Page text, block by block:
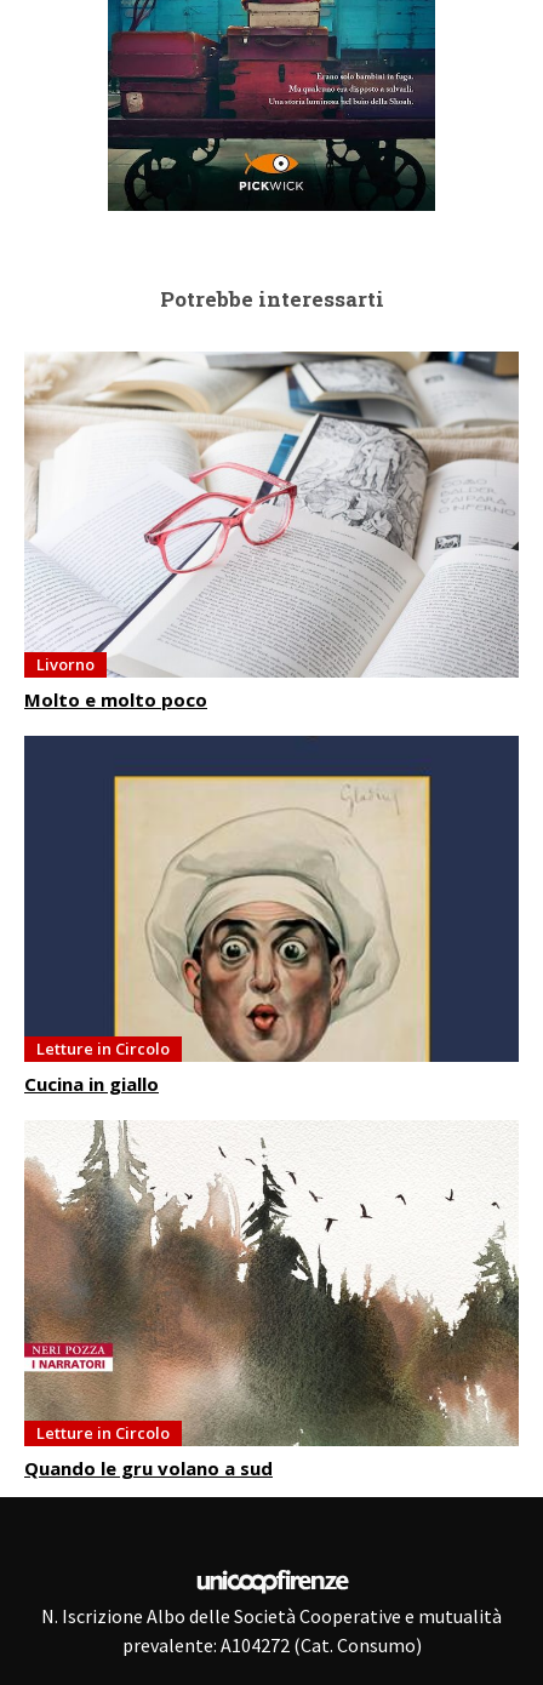
Potrebbe interessarti
Livorno
Molto e molto poco
Letture in Circolo
Cucina in giallo
Letture in Circolo
Quando le gru volano a sud
N. Iscrizione Albo delle Società Cooperative e mutualità
prevalente: A104272 (Cat. Consumo)